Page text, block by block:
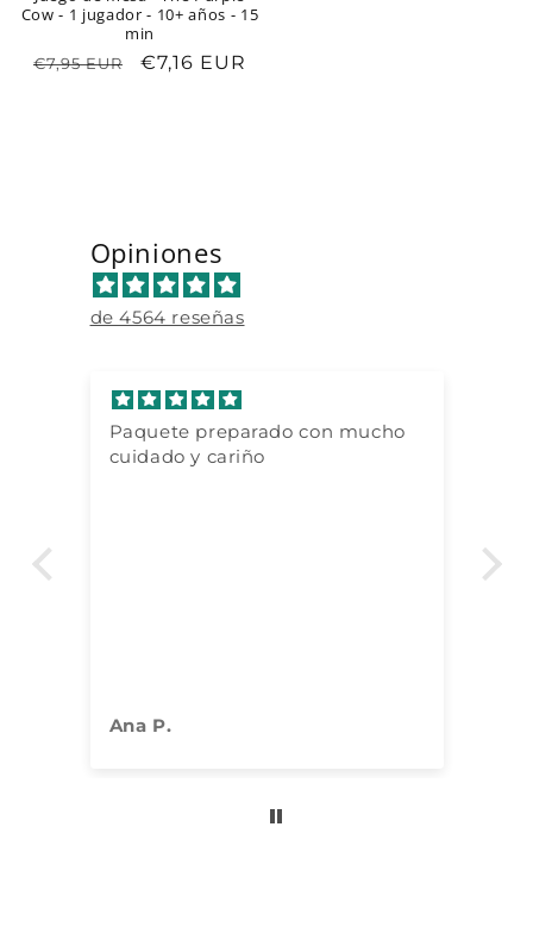
Cow - 1 jugador - 10+ años - 15
min
Precio
€7,95 EUR
Precio
€7,16 EUR
Opiniones
de 4564 reseñas
Paquete preparado con mucho
cuidado y cariño
Ana P.